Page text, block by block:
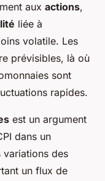
aux actions,
liée à
volatile. Les
prévisibles, là où
sont
rapides.
est un argument
dans un
variations des
un flux de